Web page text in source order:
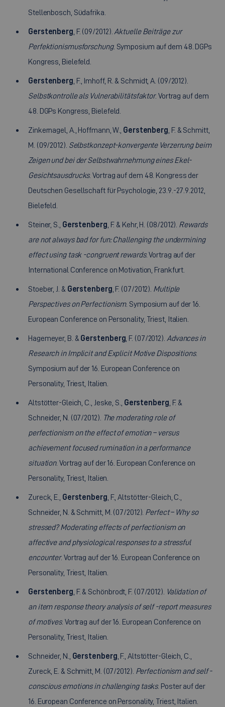
Stellenbosch, Südafrika.
Gerstenberg , F. (09/2012). Aktuelle Beiträge zur
Perfektionismusforschung. Symposium auf dem 48. DGPs
Kongress, Bielefeld.
Gerstenberg , F., Imhoff, R. & Schmidt, A. (09/2012).
Selbstkontrolle als Vulnerabilitätsfaktor. Vortrag auf dem
48. DGPs Kongress, Bielefeld.
Zinkernagel, A., Hoffmann, W., Gerstenberg , F. & Schmitt,
M. (09/2012). Selbstkonzept-konvergente Verzerrung beim
Zeigen und bei der Selbstwahrnehmung eines Ekel-
Gesichtsausdrucks. Vortrag auf dem 48. Kongress der
Deutschen Gesellschaft für Psychologie, 23.9.-27.9.2012,
Bielefeld.
Steiner, S., Gerstenberg , F. & Kehr, H. (08/2012). Rewards
are not always bad for fun: Challenging the undermining
effect using task -congruent rewards. Vortrag auf der
International Conference on Motivation, Frankfurt.
Stoeber, J. & Gerstenberg , F. (07/2012). Multiple
Perspectives on Perfectionism. Symposium auf der 16.
European Conference on Personality, Triest, Italien.
Hagemeyer, B. & Gerstenberg , F. (07/2012). Advances in
Research in Implicit and Explicit Motive Dispositions.
Symposium auf der 16. European Conference on
Personality, Triest, Italien.
Altstötter-Gleich, C., Jeske, S., Gerstenberg , F. &
Schneider, N. (07/2012). The moderating role of
perfectionism on the effect of emotion – versus
achievement focused rumination in a performance
situation. Vortrag auf der 16. European Conference on
Personality, Triest, Italien.
Zureck, E., Gerstenberg , F., Altstötter-Gleich, C.,
Schneider, N. & Schmitt, M. (07/2012). Perfect – Why so
stressed? Moderating effects of perfectionism on
affective and physiological responses to a stressful
encounter. Vortrag auf der 16. European Conference on
Personality, Triest, Italien.
Gerstenberg , F. & Schönbrodt, F. (07/2012). Validation of
an item response theory analysis of self -report measures
of motives. Vortrag auf der 16. European Conference on
Personality, Triest, Italien.
Schneider, N., Gerstenberg , F., Altstötter-Gleich, C.,
Zureck, E. & Schmitt, M. (07/2012). Perfectionism and self -
conscious emotions in challenging tasks. Poster auf der
16. European Conference on Personality, Triest, Italien.